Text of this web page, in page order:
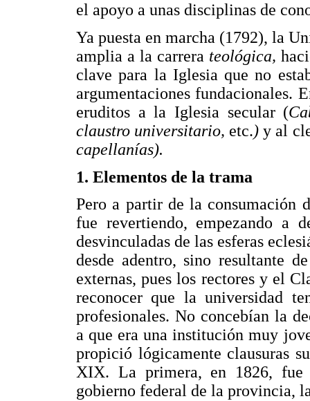
el apoyo a unas disciplinas de
Ya puesta en marcha (1792), la
amplia a la carrera teológica,
clave para la Iglesia que no
argumentaciones fundacionales.
eruditos a la Iglesia secular (
claustro universitario, etc.)y al
capellanías).
1. Elementos de la trama
Pero a partir de la consumación
fue revertiendo, empezando a
desvinculadas de las esferas
desde adentro, sino resultante
externas, pues los rectores y el
reconocer que la universidad
profesionales. No concebían la
a que era una institución muy
propició lógicamente clausuras
XIX. La primera, en 1826, fue
gobierno federal de la provincia,